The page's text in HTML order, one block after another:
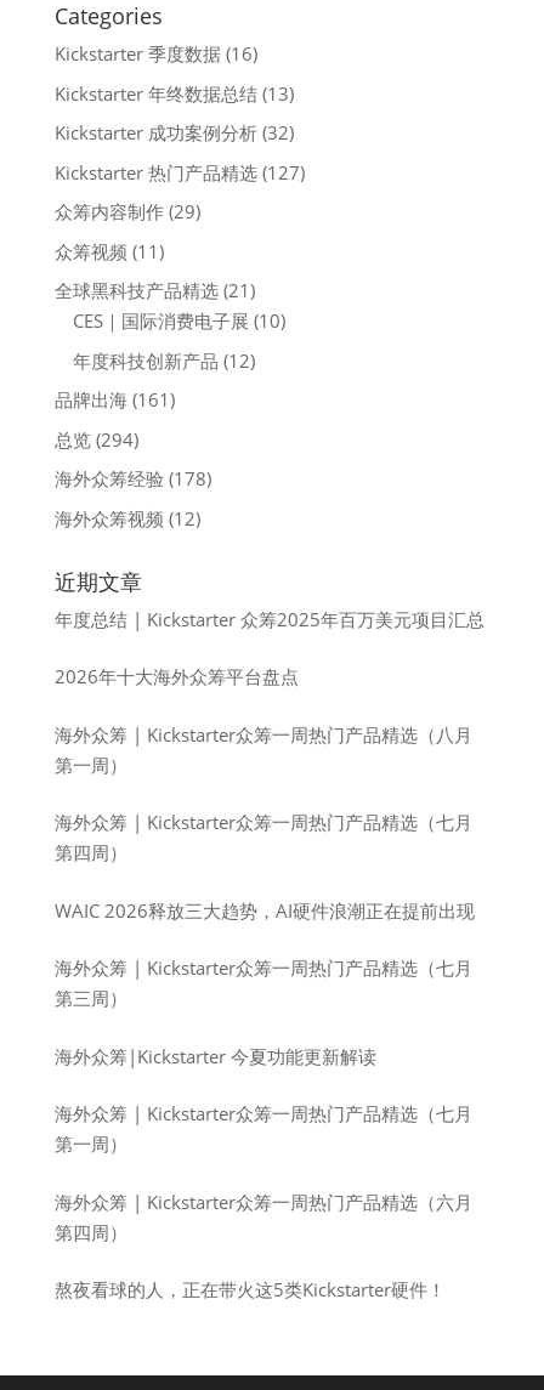
Categories
Kickstarter 季度数据(16)
Kickstarter 年终数据总结(13)
Kickstarter 成功案例分析(32)
Kickstarter 热门产品精选(127)
众筹内容制作(29)
众筹视频 (11)
全球黑科技产品精选(21)
CES｜国际消费电子展 (10)
年度科技创新产品 (12)
品牌出海(161)
总览(294)
海外众筹经验 (178)
海外众筹视频 (12)
近期文章
年度总结 | Kickstarter 众筹2025年百万美元项目汇总
2026年十大海外众筹平台盘点
海外众筹 | Kickstarter众筹一周热门产品精选（八月
第一周）
海外众筹 | Kickstarter众筹一周热门产品精选（七月
第四周）
WAIC 2026释放三大趋势，AI硬件浪潮正在提前出现
海外众筹 | Kickstarter众筹一周热门产品精选（七月
第三周）
海外众筹|Kickstarter 今夏功能更新解读
海外众筹 | Kickstarter众筹一周热门产品精选（七月
第一周）
海外众筹 | Kickstarter众筹一周热门产品精选（六月
第四周）
熬夜看球的人，正在带火这5类Kickstarter硬件！